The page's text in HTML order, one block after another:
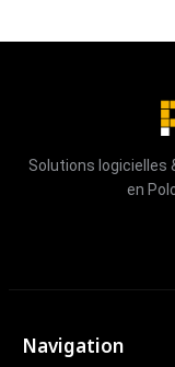
Solutions logicielles
en
Navigation